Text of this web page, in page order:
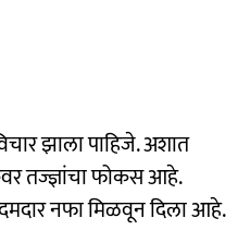
झाला पाहिजे. अशात
तज्ज्ञांचा फोकस आहे.
नफा मिळवून दिला आहे.